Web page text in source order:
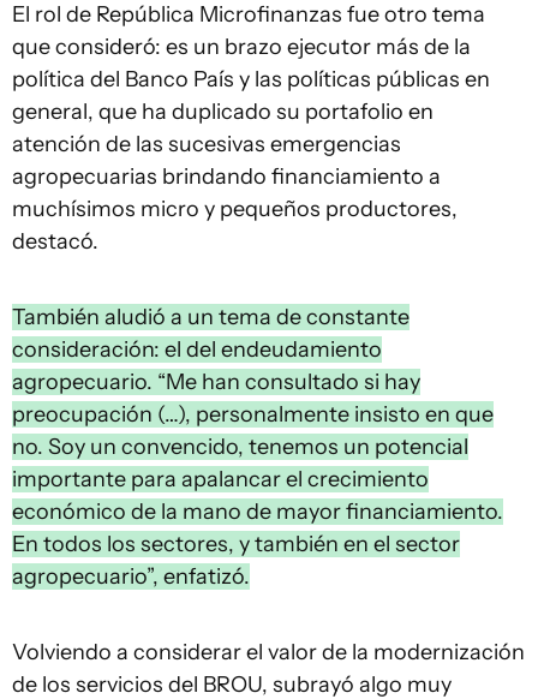
El rol de República Microfinanzas fue otro tema
que consideró: es un brazo ejecutor más de la
política del Banco País y las políticas públicas en
general, que ha duplicado su portafolio en
atención de las sucesivas emergencias
agropecuarias brindando financiamiento a
muchísimos micro y pequeños productores,
destacó.
También aludió a un tema de constante
consideración: el del endeudamiento
agropecuario. “Me han consultado si hay
preocupación (…), personalmente insisto en que
no. Soy un convencido, tenemos un potencial
importante para apalancar el crecimiento
económico de la mano de mayor financiamiento.
En todos los sectores, y también en el sector
agropecuario”, enfatizó.
Volviendo a considerar el valor de la modernización
de los servicios del BROU, subrayó algo muy